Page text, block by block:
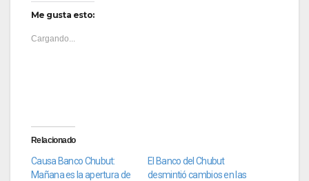
Me gusta esto:
Cargando...
Relacionado
Causa Banco Chubut:
Mañana es la apertura de
El Banco del Chubut
desmintió cambios en las